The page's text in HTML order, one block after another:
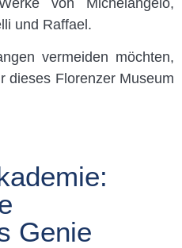
und Raffael.
vermeiden möchten,
dieses Florenzer Museum
Genie